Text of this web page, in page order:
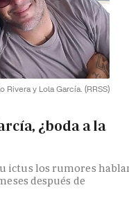
Rivera y Lola García. (RRSS)
¿boda a la
ictus los rumores
después de